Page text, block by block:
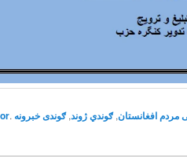
افغانستان,ګوندي ژوند,ګوندی خبرونه .